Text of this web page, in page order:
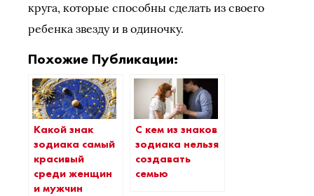
круга, которые способны сделать из своего
ребенка звезду и в одиночку.
Похожие Публикации:
Какой знак
зодиака самый
красивый
среди женщин
и мужчин
С кем из знаков
зодиака нельзя
создавать
семью